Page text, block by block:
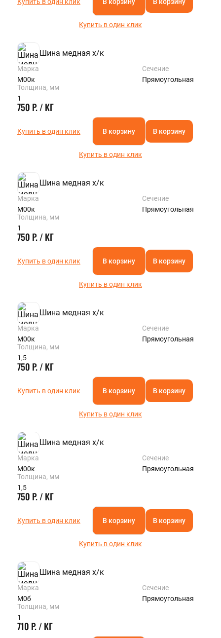
Купить в один клик
Шина медная х/к
Марка
М00к
Сечение
Прямоугольная
Толщина, мм
1
750 Р. / КГ
Купить в один клик В корзину В корзину
Купить в один клик
Шина медная х/к
Марка
М00к
Сечение
Прямоугольная
Толщина, мм
1
750 Р. / КГ
Купить в один клик В корзину В корзину
Купить в один клик
Шина медная х/к
Марка
М00к
Сечение
Прямоугольная
Толщина, мм
1,5
750 Р. / КГ
Купить в один клик В корзину В корзину
Купить в один клик
Шина медная х/к
Марка
М00к
Сечение
Прямоугольная
Толщина, мм
1,5
750 Р. / КГ
Купить в один клик В корзину В корзину
Купить в один клик
Шина медная х/к
Марка
М0б
Сечение
Прямоугольная
Толщина, мм
1
710 Р. / КГ